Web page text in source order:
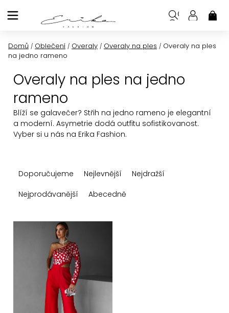
na
Domů / Oblečení / Overaly / Overaly na ples / Overaly na ples
na jedno rameno
Overaly na ples na jedno
rameno
Blíží se galavečer? Střih na jedno rameno je elegantní
a moderní. Asymetrie dodá outfitu sofistikovanost.
Vyber si u nás na Erika Fashion.
a
n
Doporučujeme Nejlevnější
Nejdražší
Nejprodávanější
Abecedně